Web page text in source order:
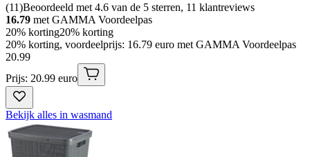
(11)Beoordeeld met 4.6 van de 5 sterren, 11 klantreviews
16.79 met GAMMA Voordeelpas
20% korting20% korting
20% korting, voordeelprijs: 16.79 euro met GAMMA Voordeelpas
20.99
Prijs: 20.99 euro
Bekijk alles in wasmand